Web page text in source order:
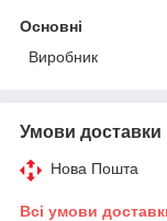
Основні
Виробник
Умови доставки
Нова Пошта
Всі умови